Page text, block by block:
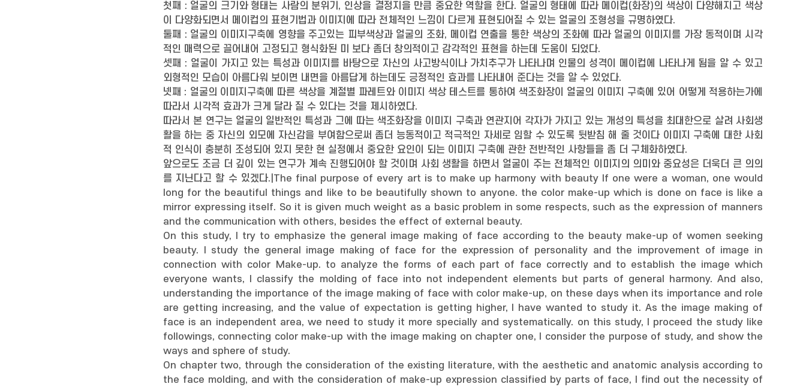
첫째 : 얼굴의 크기와 형태는 사람의 분위기, 인상을 결정지을 만큼 중요한 역할을 한다. 얼굴의 형태에 따라 메이컵(화장)의 색상이 다양해지고 색상
이 다양화되면서 메이컵의 표현기법과 이미지에 따라 전체적인 느낌이 다르게 표현되어질 수 있는 얼굴의 조형성을 규명하였다.
둘째 : 얼굴의 이미지구축에 영향을 주고있는 피부색상과 얼굴의 조화, 메이컵 연출을 통한 색상의 조화에 따라 얼굴의 이미지를 가장 동적이며 시각
적인 매력으로 끌어내어 고정되고 형식화된 미 보다 좀더 창의적이고 감각적인 표현을 하는데 도움이 되었다.
셋째 : 얼굴이 가지고 있는 특성과 이미지를 바탕으로 자신의 사고방식이나 가치추구가 나타나며 인물의 성격이 메이컵에 나타나게 됨을 알 수 있고
외형적인 모습이 아름다워 보이면 내면을 아름답게 하는데도 긍정적인 효과를 나타내어 준다는 것을 알 수 있었다.
넷째 : 얼굴의 이미지구축에 따른 색상을 계절별 파레트와 이미지 색상 테스트를 통하여 색조화장이 얼굴의 이미지 구축에 있어 어떻게 적용하는가에
따라서 시각적 효과가 크게 달라 질 수 있다는 것을 제시하였다.
따라서 본 연구는 얼굴의 일반적인 특성과 그에 따는 색조화장을 이미지 구축과 연관지어 각자가 가지고 있는 개성의 특성을 최대한으로 살려 사회생
활을 하는 중 자신의 외모에 자신감을 부여함으로써 좀더 능동적이고 적극적인 자세로 임할 수 있도록 뒷받침 해 줄 것이다 이미지 구축에 대한 사회
적 인식이 충분히 조성되어 있지 못한 현 실정에서 중요한 요인이 되는 이미지 구축에 관한 전반적인 사항들을 좀 더 구체화하였다.
앞으로도 조금 더 깊이 있는 연구가 계속 진행되어야 할 것이며 사회 생활을 하면서 얼굴이 주는 전체적인 이미지의 의미와 중요성은 더욱더 큰 의의
를 지닌다고 할 수 있겠다.|The final purpose of every art is to make up harmony with beauty If one were a woman, one would
long for the beautiful things and like to be beautifully shown to anyone. the color make-up which is done on face is like a
mirror expressing itself. So it is given much weight as a basic problem in some respects, such as the expression of manners
and the communication with others, besides the effect of external beauty.
On this study, I try to emphasize the general image making of face according to the beauty make-up of women seeking
beauty. I study the general image making of face for the expression of personality and the improvement of image in
connection with color Make-up. to analyze the forms of each part of face correctly and to establish the image which
everyone wants, I classify the molding of face into not independent elements but parts of general harmony. And also,
understanding the importance of the image making of face with color make-up, on these days when its importance and role
are getting increasing, and the value of expectation is getting higher, I have wanted to study it. As the image making of
face is an independent area, we need to study it more specially and systematically. on this study, I proceed the study like
followings, connecting color make-up with the image making on chapter one, I consider the purpose of study, and show the
ways and sphere of study.
On chapter two, through the consideration of the existing literature, with the aesthetic and anatomic analysis according to
the face molding, and with the consideration of make-up expression classified by parts of face, I find out the necessity of